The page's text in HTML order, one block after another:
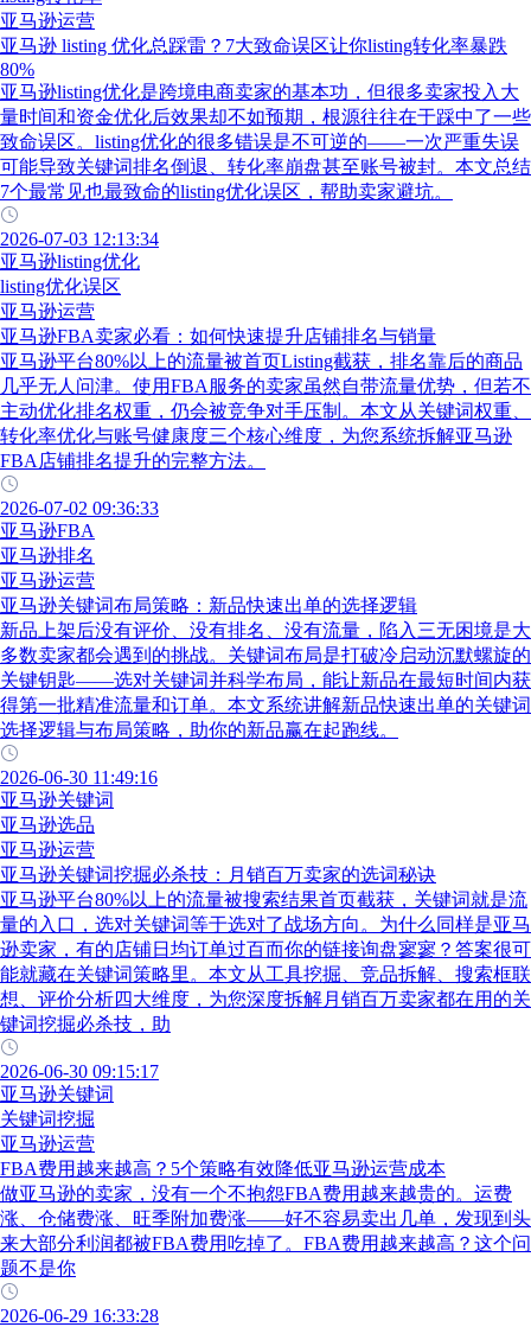
亚马逊运营
亚马逊 listing 优化总踩雷？7大致命误区让你listing转化率暴跌
80%
亚马逊listing优化是跨境电商卖家的基本功，但很多卖家投入大
量时间和资金优化后效果却不如预期，根源往往在于踩中了一些
致命误区。listing优化的很多错误是不可逆的——一次严重失误
可能导致关键词排名倒退、转化率崩盘甚至账号被封。本文总结
7个最常见也最致命的listing优化误区，帮助卖家避坑。
2026-07-03 12:13:34
亚马逊listing优化
listing优化误区
亚马逊运营
亚马逊FBA卖家必看：如何快速提升店铺排名与销量
亚马逊平台80%以上的流量被首页Listing截获，排名靠后的商品
几乎无人问津。使用FBA服务的卖家虽然自带流量优势，但若不
主动优化排名权重，仍会被竞争对手压制。本文从关键词权重、
转化率优化与账号健康度三个核心维度，为您系统拆解亚马逊
FBA店铺排名提升的完整方法。
2026-07-02 09:36:33
亚马逊FBA
亚马逊排名
亚马逊运营
亚马逊关键词布局策略：新品快速出单的选择逻辑
新品上架后没有评价、没有排名、没有流量，陷入三无困境是大
多数卖家都会遇到的挑战。关键词布局是打破冷启动沉默螺旋的
关键钥匙——选对关键词并科学布局，能让新品在最短时间内获
得第一批精准流量和订单。本文系统讲解新品快速出单的关键词
选择逻辑与布局策略，助你的新品赢在起跑线。
2026-06-30 11:49:16
亚马逊关键词
亚马逊选品
亚马逊运营
亚马逊关键词挖掘必杀技：月销百万卖家的选词秘诀
亚马逊平台80%以上的流量被搜索结果首页截获，关键词就是流
量的入口，选对关键词等于选对了战场方向。为什么同样是亚马
逊卖家，有的店铺日均订单过百而你的链接询盘寥寥？答案很可
能就藏在关键词策略里。本文从工具挖掘、竞品拆解、搜索框联
想、评价分析四大维度，为您深度拆解月销百万卖家都在用的关
键词挖掘必杀技，助
2026-06-30 09:15:17
亚马逊关键词
关键词挖掘
亚马逊运营
FBA费用越来越高？5个策略有效降低亚马逊运营成本
做亚马逊的卖家，没有一个不抱怨FBA费用越来越贵的。运费
涨、仓储费涨、旺季附加费涨——好不容易卖出几单，发现到头
来大部分利润都被FBA费用吃掉了。FBA费用越来越高？这个问
题不是你
2026-06-29 16:33:28